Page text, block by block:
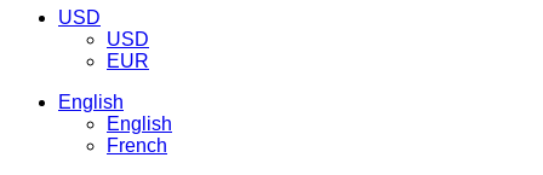
USD
USD
EUR
English
English
French